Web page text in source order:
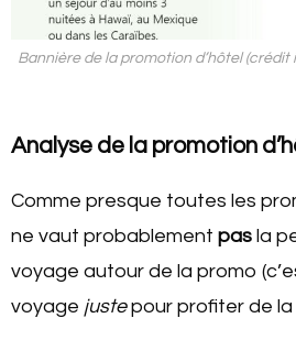
Bannière de la promotion d’hôtel (crédit
Analyse de la promotion
Comme presque toutes les
ne vaut probablement pas la
voyage autour de la promo
voyage justepour profiter de la